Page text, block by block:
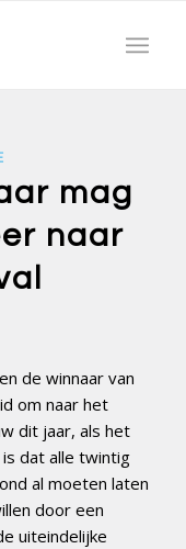
mag
naar
de winnaar van
om naar het
dit jaar, als het
dat alle twintig
al moeten laten
door een
uiteindelijke